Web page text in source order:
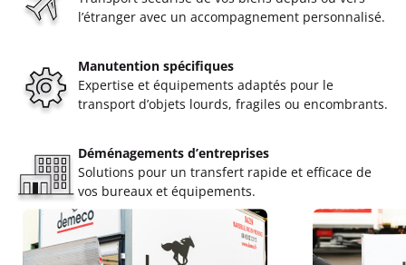
l’étranger avec un accompagnement personnalisé.
Manutention spécifiques
Expertise et équipements adaptés pour le
transport d’objets lourds, fragiles ou encombrants.
Déménagements d’entreprises
Solutions pour un transfert rapide et efficace de
vos bureaux et équipements.